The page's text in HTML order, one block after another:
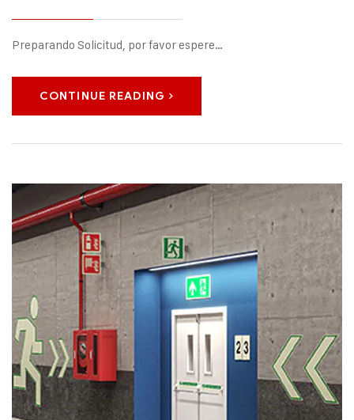
Preparando Solicitud, por favor espere…
CONTINUE READING